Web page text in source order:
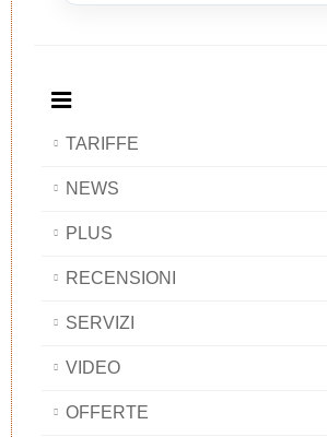
TARIFFE
NEWS
PLUS
RECENSIONI
SERVIZI
VIDEO
OFFERTE